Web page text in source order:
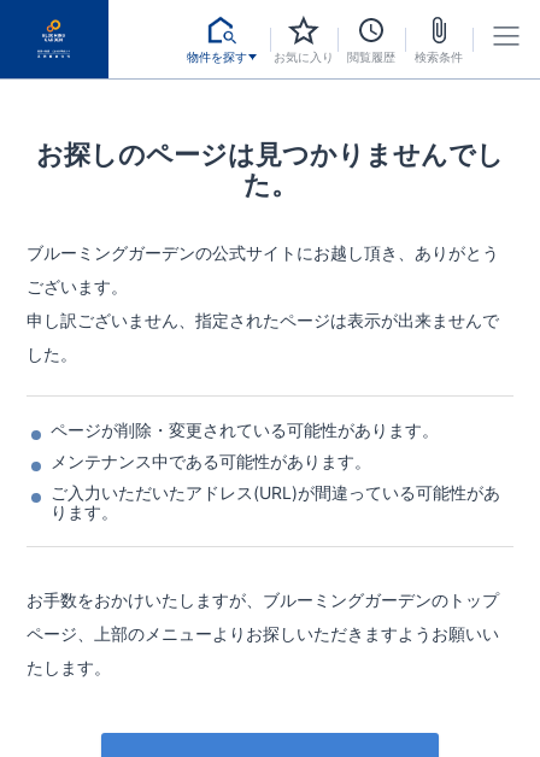
物件を探す お気に入り 閲覧履歴 検索条件
お探しのページは見つかりませんでし
た。
ブルーミングガーデンの公式サイトにお越し頂き、ありがとう
ございます。
申し訳ございません、指定されたページは表示が出来ませんで
した。
ページが削除・変更されている可能性があります。
メンテナンス中である可能性があります。
ご入力いただいたアドレス(URL)が間違っている可能性があ
ります。
お手数をおかけいたしますが、ブルーミングガーデンのトップ
ページ、
上部のメニューよりお探しいただきますようお願いい
たします。